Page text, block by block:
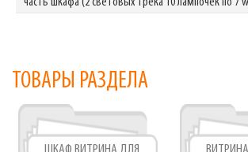
ТОВАРЫ РАЗДЕЛА